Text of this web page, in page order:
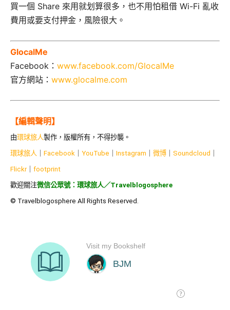
買一個 Share 來用就划算很多，也不用怕租借 Wi-Fi 亂收
費用或要支付押金，風險很大。
GlocalMe
Facebook： www.facebook.com/GlocalMe
官方網站： www.glocalme.com
【編輯聲明】
由環球旅人製作，版權所有，不得抄襲。
環球旅人 Facebook YouTube Instagram 微博 Soundcloud
Flickr｜ footprint
歡迎關注微信公眾號：環球旅人／Travelblogosphere
© Travelblogosphere All Rights Reserved.